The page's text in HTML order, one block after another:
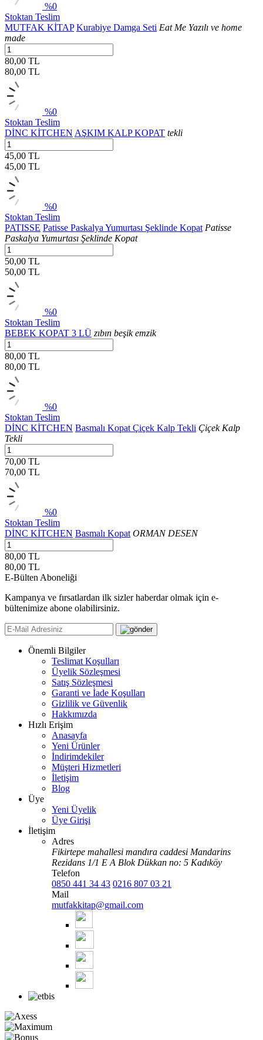
%0
Stoktan Teslim
MUTFAK KİTAP Kurabiye Damga Seti Eat Me Yazılı ve home
made
80,00 TL
80,00 TL
%0
Stoktan Teslim
DİNC KİTCHEN AŞKIM KALP KOPAT tekli
45,00 TL
45,00 TL
%0
Stoktan Teslim
PATISSE Patisse Paskalya Yumurtası Şeklinde Kopat Patisse
Paskalya Yumurtası Şeklinde Kopat
50,00 TL
50,00 TL
%0
Stoktan Teslim
BEBEK KOPAT 3 LÜ zıbın beşik emzik
80,00 TL
80,00 TL
%0
Stoktan Teslim
DİNC KİTCHEN Basmalı Kopat Çiçek Kalp Tekli Çiçek Kalp
Tekli
70,00 TL
70,00 TL
%0
Stoktan Teslim
DİNC KİTCHEN Basmalı Kopat ORMAN DESEN
80,00 TL
80,00 TL
E-Bülten Aboneliği
Kampanya ve fırsatlardan ilk sizler haberdar olmak için e-
bültenimize abone olabilirsiniz.
Önemli Bilgiler
Teslimat Koşulları
Üyelik Sözleşmesi
Satış Sözleşmesi
Garanti ve İade Koşulları
Gizlilik ve Güvenlik
Hakkımızda
Hızlı Erişim
Anasayfa
Yeni Ürünler
İndirimdekiler
Müşteri Hizmetleri
İletişim
Blog
Üye
Yeni Üyelik
Üye Girişi
İletişim
Adres
Fikirtepe mahallesi mandıra caddesi Mandarins
Rezidans 1/1 E A Blok Dükkan no: 5 Kadıköy
Telefon
0850 441 34 43 0216 807 03 21
Mail
mutfakkitap@gmail.com